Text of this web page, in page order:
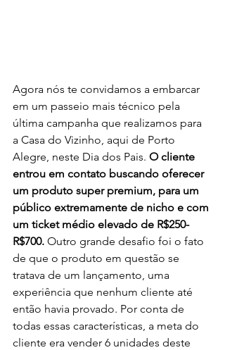
Agora nós te convidamos a embarcar
em um passeio mais técnico pela
última campanha que realizamos para
a Casa do Vizinho, aqui de Porto
Alegre, neste Dia dos Pais. O cliente
entrou em contato buscando oferecer
um produto super premium, para um
público extremamente de nicho e com
um ticket médio elevado de R$250-
R$700. Outro grande desafio foi o fato
de que o produto em questão se
tratava de um lançamento, uma
experiência que nenhum cliente até
então havia provado. Por conta de
todas essas características, a meta do
cliente era vender 6 unidades deste